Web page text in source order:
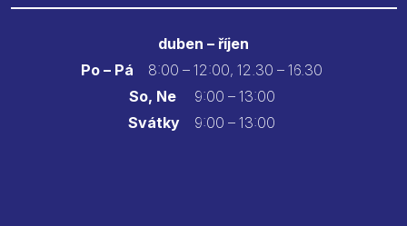
duben – říjen
Po – Pá
8:00 – 12:00, 12.30 – 16.30
So, Ne9:00 – 13:00
Svátky 9:00 – 13:00